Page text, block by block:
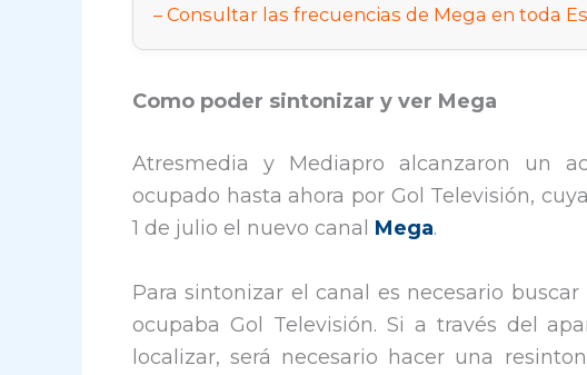
Consultar las frecuencias de Mega en toda
Como poder sintonizar y ver Mega
Atresmedia y Mediapro alcanzaron un
ocupado hasta ahora por Gol Televisión,
1 de julio el nuevo canal Mega.
Para sintonizar el canal es necesario
ocupaba Gol Televisión. Si a través del
localizar, será necesario hacer una